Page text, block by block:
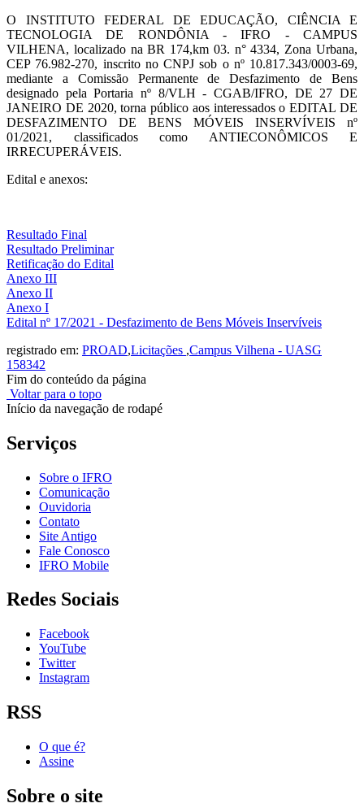
O INSTITUTO FEDERAL DE EDUCAÇÃO, CIÊNCIA E
TECNOLOGIA DE RONDÔNIA - IFRO - CAMPUS
VILHENA, localizado na BR 174,km 03. n° 4334, Zona Urbana,
CEP 76.982-270, inscrito no CNPJ sob o nº 10.817.343/0003-69,
mediante a Comissão Permanente de Desfazimento de Bens
designado pela Portaria nº 8/VLH - CGAB/IFRO, DE 27 DE
JANEIRO DE 2020, torna público aos interessados o EDITAL DE
DESFAZIMENTO DE BENS MÓVEIS INSERVÍVEIS nº
01/2021, classificados como ANTIECONÔMICOS E
IRRECUPERÁVEIS.
Edital e anexos:
Resultado Final
Resultado Preliminar
Retificação do Edital
Anexo III
Anexo II
Anexo I
Edital nº 17/2021 - Desfazimento de Bens Móveis Inservíveis
registrado em: PROAD,Licitações ,Campus Vilhena - UASG
158342
Fim do conteúdo da página
Voltar para o topo
Início da navegação de rodapé
Serviços
Sobre o IFRO
Comunicação
Ouvidoria
Contato
Site Antigo
Fale Conosco
IFRO Mobile
Redes Sociais
Facebook
YouTube
Twitter
Instagram
RSS
O que é?
Assine
Sobre o site